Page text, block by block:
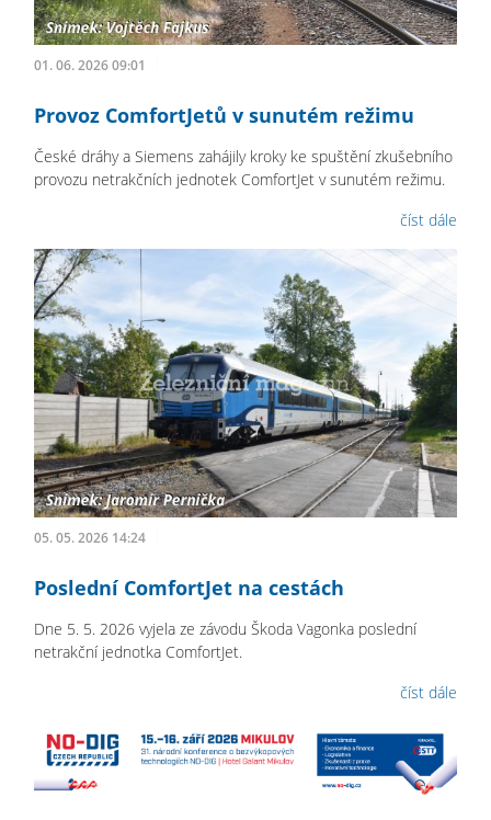
01. 06. 2026 09:01
Provoz ComfortJetů v sunutém režimu
České dráhy a Siemens zahájily kroky ke spuštění zkušebního
provozu netrakčních jednotek ComfortJet v sunutém režimu.
číst dále
05. 05. 2026 14:24
Poslední ComfortJet na cestách
Dne 5. 5. 2026 vyjela ze závodu Škoda Vagonka poslední
netrakční jednotka ComfortJet.
číst dále